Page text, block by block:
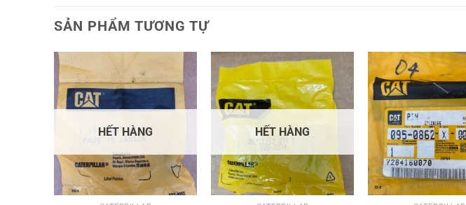
SẢN PHẨM TƯƠNG TỰ
HẾT HÀNG HẾT HÀNG